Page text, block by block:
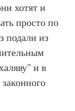
хотят и
просто по
подали из
и в